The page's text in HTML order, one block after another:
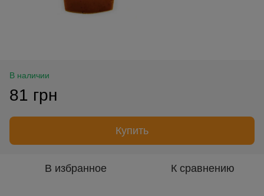
В наличии
81 грн
Купить
В избранное К сравнению